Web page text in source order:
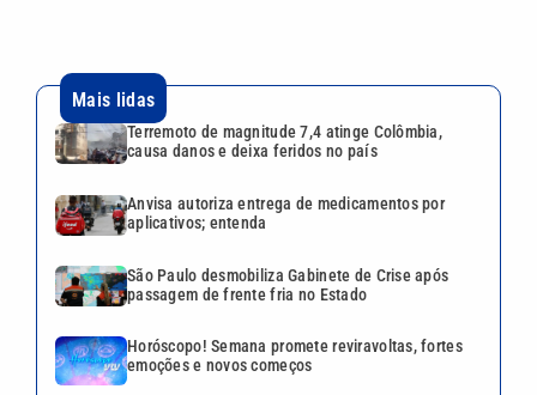
Mais lidas
Terremoto de magnitude 7,4 atinge Colômbia,
causa danos e deixa feridos no país
Anvisa autoriza entrega de medicamentos por
aplicativos; entenda
São Paulo desmobiliza Gabinete de Crise após
passagem de frente fria no Estado
Horóscopo! Semana promete reviravoltas, fortes
emoções e novos começos